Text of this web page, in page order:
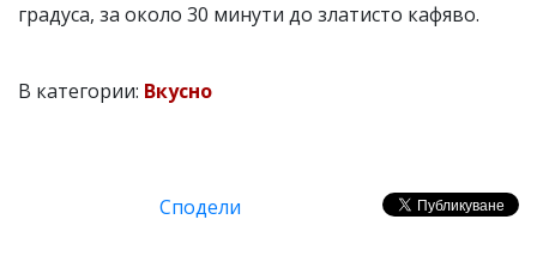
градуса, за около 30 минути до златисто кафяво.
В категории: Вкусно
Сподели